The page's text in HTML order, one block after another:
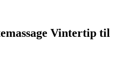
Vintertip til